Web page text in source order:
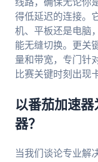
线路，确保无论你
得低延迟的连接。
机、平板还是电脑
能无缝切换。更关
量和带宽，专门针
比赛关键时刻出现
以番茄加速器
器？
当我们谈论专业解